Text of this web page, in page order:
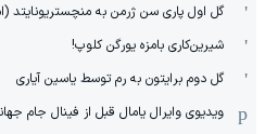
گل اول پاری سن ژرمن به منچستریونایتد
شیرین‌کاری بامزه یورگن کلوپ!
گل دوم برایتون به رم توسط یاسین آیاری
ویدیوی وایرال یامال قبل از فینال جام